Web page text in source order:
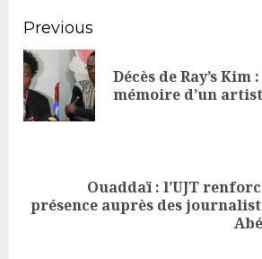
Continue
Reading
Previous
Décès de Ray’s Kim
mémoire d’un
Next
Ouaddaï : l’UJT
présence auprès des